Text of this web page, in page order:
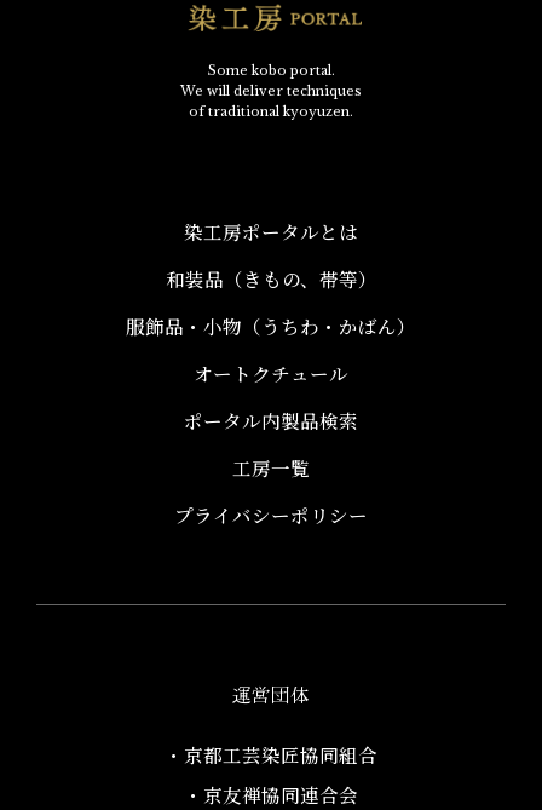
Some kobo portal.
We will deliver techniques
of traditional kyoyuzen.
染工房ポータルとは
和装品（きもの、帯等）​
服飾品・小物​（うちわ・かばん）
オートクチュール
ポータル内製品検索
工房一覧
プライバシーポリシー
運営団体
・京都工芸染匠協同組合​
・京友禅協同連合会